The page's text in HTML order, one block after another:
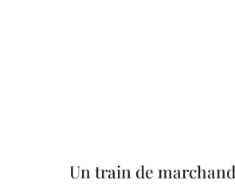
Un train de